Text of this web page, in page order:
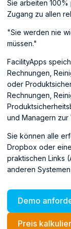
Sie arbeiten
Zugang zu allen
"Sie werden nie
müssen."
FacilityApps
Rechnungen,
oder
Rechnungen,
und Managern
Sie können alle
Dropbox oder
praktischen Links
anderen
Demo
Preis